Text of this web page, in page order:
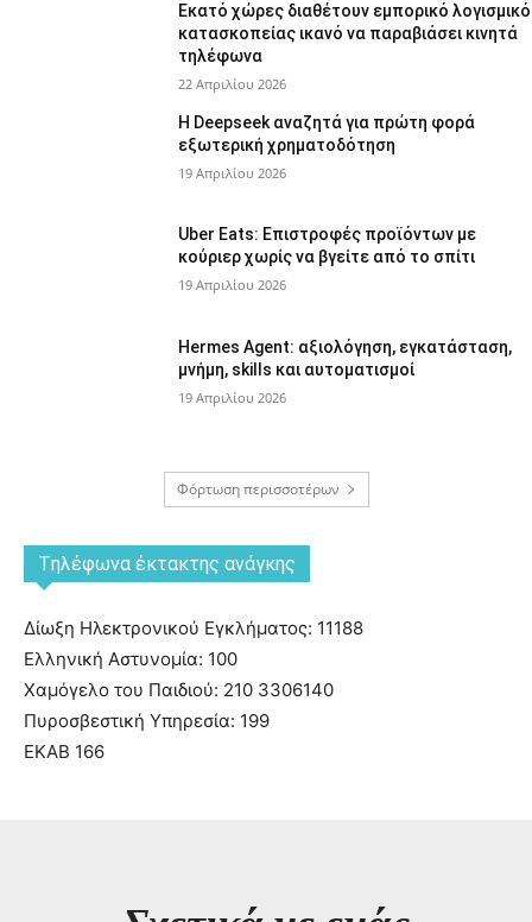
Εκατό χώρες διαθέτουν εμπορικό λογισμικό
κατασκοπείας ικανό να παραβιάσει κινητά
τηλέφωνα
22 Απριλίου 2026
Η Deepseek αναζητά για πρώτη φορά
εξωτερική χρηματοδότηση
19 Απριλίου 2026
Uber Eats: Επιστροφές προϊόντων με
κούριερ χωρίς να βγείτε από το σπίτι
19 Απριλίου 2026
Hermes Agent: αξιολόγηση, εγκατάσταση,
μνήμη, skills και αυτοματισμοί
19 Απριλίου 2026
Φόρτωση περισσοτέρων
Tηλέφωνα έκτακτης ανάγκης
Δίωξη Ηλεκτρονικού Εγκλήματος: 11188
Ελληνική Αστυνομία: 100
Χαμόγελο του Παιδιού: 210 3306140
Πυροσβεστική Υπηρεσία: 199
ΕΚΑΒ 166